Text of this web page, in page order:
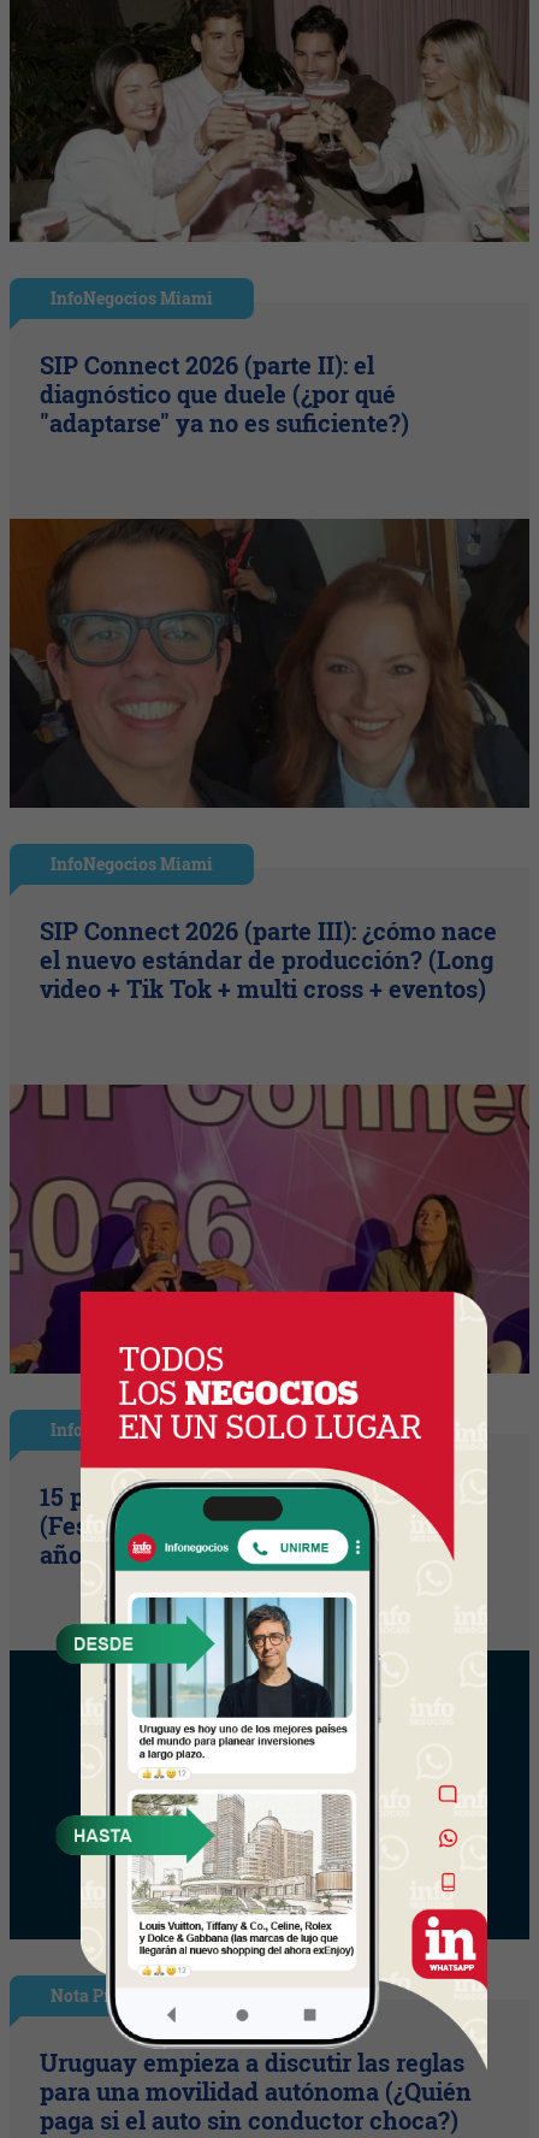
InfoNegocios Miami
SIP Connect 2026 (parte II): el
diagnóstico que duele (¿por qué
"adaptarse" ya no es suficiente?)
InfoNegocios Miami
SIP Connect 2026 (parte III): ¿cómo nace
el nuevo estándar de producción? (Long
video + Tik Tok + multi cross + eventos)
InfoShow
15 primaveras tienes que cumplir
(Festival Música de la Tierra celebra 15
años)
Nota Principal
Uruguay empieza a discutir las reglas
para una movilidad autónoma (¿Quién
paga si el auto sin conductor choca?)